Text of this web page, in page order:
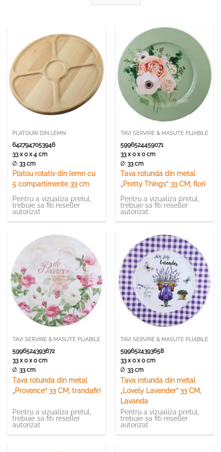
PLATOURI DIN LEMN
6427947053946
33 x 0 x 4 cm
Ø:33 cm
Platou rotativ din lemn cu
5 compartimente 33 cm
Pentru a vizualiza pretul,
trebuie sa fiti reseller
autorizat
TAVI SERVIRE & MASUTE PLIABILE
5996524459071
33 x 0 x 0 cm
Ø:33 cm
Tava rotunda din metal
„Pretty Things” 33 CM, flori
Pentru a vizualiza pretul,
trebuie sa fiti reseller
autorizat
TAVI SERVIRE & MASUTE PLIABILE
5996524393672
33 x 0 x 0 cm
Ø:33 cm
Tava rotunda din metal
„Provence” 33 CM, trandafiri
Pentru a vizualiza pretul,
trebuie sa fiti reseller
autorizat
TAVI SERVIRE & MASUTE PLIABILE
5996524393658
33 x 0 x 0 cm
Ø:33 cm
Tava rotunda din metal
„Lovely Lavender” 33 CM,
Lavanda
Pentru a vizualiza pretul,
trebuie sa fiti reseller
autorizat